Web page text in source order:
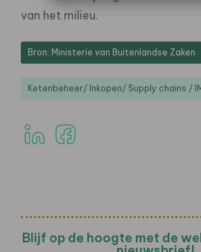
van het milieu.
Bron: Ministerie van Buitenlandse Zaken
Ketenbeheer/ Inkopen/ Supply chains /
Blijf op de hoogte met de